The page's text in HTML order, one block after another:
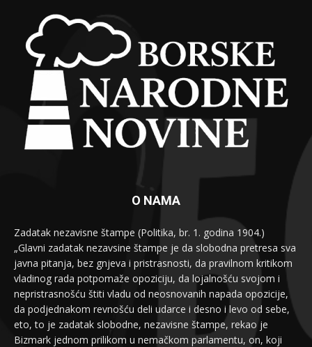
O NAMA
Zadatak nezavisne štampe (Politika, br. 1. godina 1904.)
„Glavni zadatak nezavsine štampe je da slobodna pretresa sva
javna pitanja, bez gnjeva i pristrasnosti, da pravilnom kritikom
vladinog rada potpomaže opoziciju, da lojalnošću svojom i
nepristrasnošću štiti vladu od neosnovanih napada opozicije,
da podjednakom revnošću deli udarce i desno i levo od sebe,
eto, to je zadatak slobodne, nezavisne štampe, rekao je
Bizmark jednom prilikom u nemačkom parlamentu, on, koji